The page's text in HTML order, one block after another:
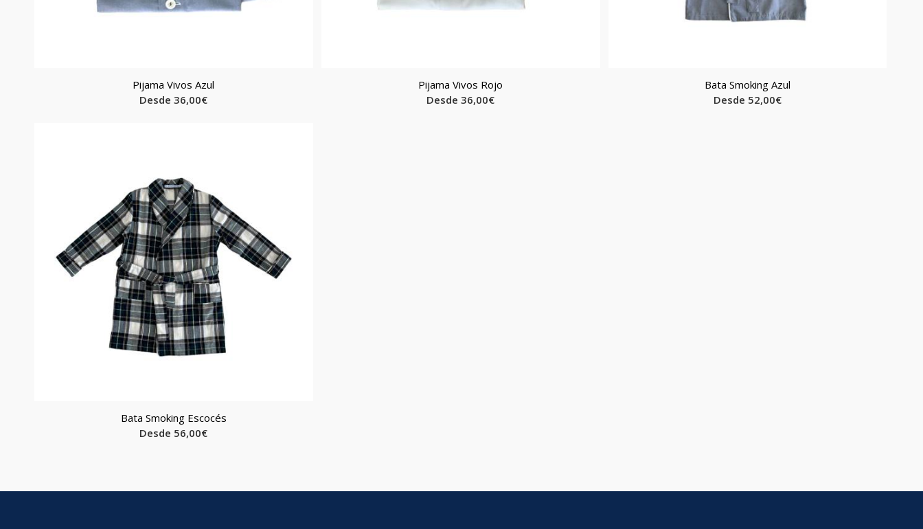
Pijama Vivos Azul
Desde36,00€
Pijama Vivos Rojo
Desde36,00€
Bata Smoking Azul
Desde 52,00€
Bata Smoking Escocés
Desde 56,00€